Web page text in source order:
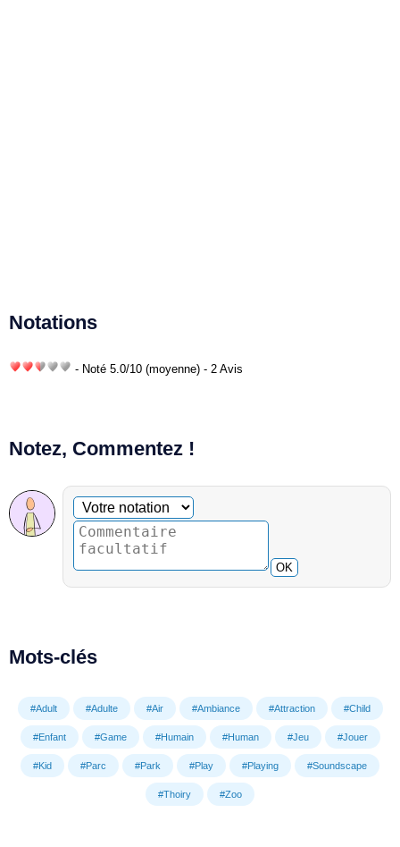
Notations
- Noté 5.0/10 (moyenne) - 2 Avis
Notez, Commentez !
Commentaire facultatif
Votre notation
OK
Mots-clés
#Adult #Adulte #Air #Ambiance #Attraction #Child
#Enfant #Game #Humain #Human #Jeu #Jouer
#Kid #Parc #Park #Play #Playing #Soundscape
#Thoiry #Zoo